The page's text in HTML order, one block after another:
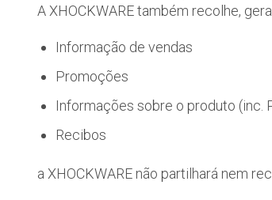
A XHOCKWARE também recolhe,
Informação de vendas
Promoções
Informações sobre o produto (inc.
Recibos
a XHOCKWARE não partilhará nem